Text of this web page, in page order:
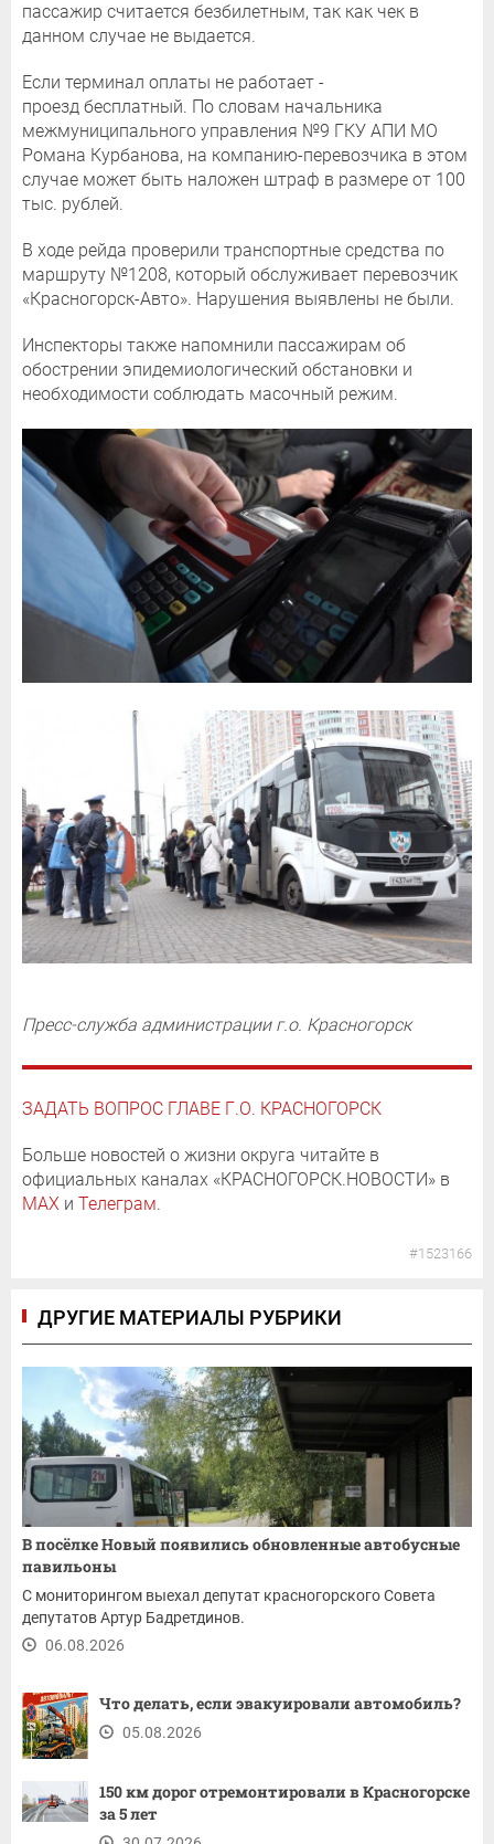
пассажир считается безбилетным, так как чек в
данном случае не выдается.
Если терминал оплаты не работает -
проезд бесплатный. По словам начальника
межмуниципального управления №9 ГКУ АПИ МО
Романа Курбанова, на компанию-перевозчика в этом
случае может быть наложен штраф в размере от 100
тыс. рублей.
В ходе рейда проверили транспортные средства по
маршруту №1208, который обслуживает перевозчик
«Красногорск-Авто». Нарушения выявлены не были.
Инспекторы также напомнили пассажирам об
обострении эпидемиологический обстановки и
необходимости соблюдать масочный режим.
Пресс-служба администрации г.о. Красногорск
ЗАДАТЬ ВОПРОС ГЛАВЕ Г.О. КРАСНОГОРСК
Больше новостей о жизни округа читайте в
официальных каналах «КРАСНОГОРСК.НОВОСТИ» в
MAX и Телеграм.
#1523166
ДРУГИЕ МАТЕРИАЛЫ РУБРИКИ
В посёлке Новый появились обновленные автобусные
павильоны
С мониторингом выехал депутат красногорского Совета
депутатов Артур Бадретдинов.
06.08.2026
Что делать, если эвакуировали автомобиль?
05.08.2026
150 км дорог отремонтировали в Красногорске
за 5 лет